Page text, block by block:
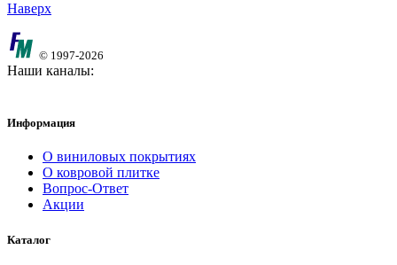
Наверх
© 1997-2026
Наши каналы:
Информация
О виниловых покрытиях
О ковровой плитке
Вопрос-Ответ
Акции
Каталог